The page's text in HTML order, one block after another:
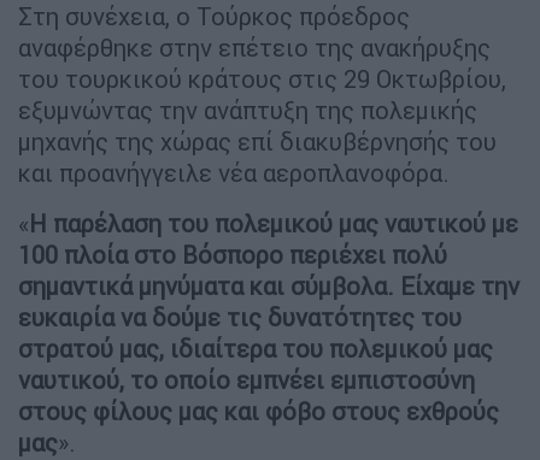
Στη συνέχεια, ο Τούρκος πρόεδρος
αναφέρθηκε στην επέτειο της ανακήρυξης
του τουρκικού κράτους στις 29 Οκτωβρίου,
εξυμνώντας την ανάπτυξη της πολεμικής
μηχανής της χώρας επί διακυβέρνησής του
και προανήγγειλε νέα αεροπλανοφόρα.
« Η παρέλαση του πολεμικού μας ναυτικού με
100 πλοία στο Βόσπορο περιέχει πολύ
σημαντικά μηνύματα και σύμβολα. Είχαμε την
ευκαιρία να δούμε τις δυνατότητες του
στρατού μας, ιδιαίτερα του πολεμικού μας
ναυτικού, το οποίο εμπνέει εμπιστοσύνη
στους φίλους μας και φόβο στους εχθρούς
μας».